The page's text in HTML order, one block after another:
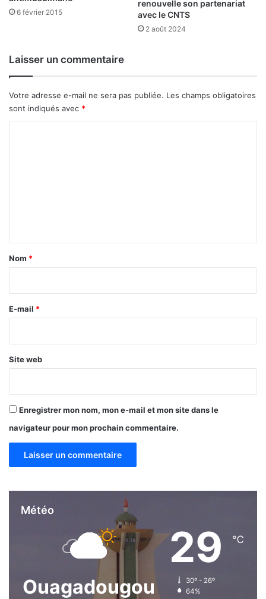
o 6 février 2015
renouvelle son partenariat
avec le CNTS
2 août 2024
Laisser un commentaire
Votre adresse e-mail ne sera pas publiée. Les champs obligatoires
sont indiqués avec *
a
e
Nom *
E-mail *
Site web
Enregistrer mon nom, mon e-mail et mon site dans le
navigateur pour mon prochain commentaire.
Météo
Ouagadougou
29 ℃
30º - 26º
64%